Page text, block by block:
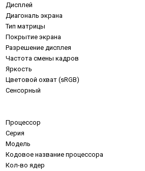
Дисплей
Диагональ экрана
Тип матрицы
Покрытие экрана
Разрешение дисплея
Частота смены кадров
Яркость
Цветовой охват (sRGB)
Сенсорный
Процессор
Серия
Модель
Кодовое название процессора
Кол-во ядер